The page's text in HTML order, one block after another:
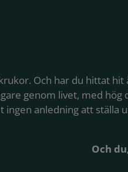
Och har du hittat
genom livet, med hög
ingen anledning att ställa
Och